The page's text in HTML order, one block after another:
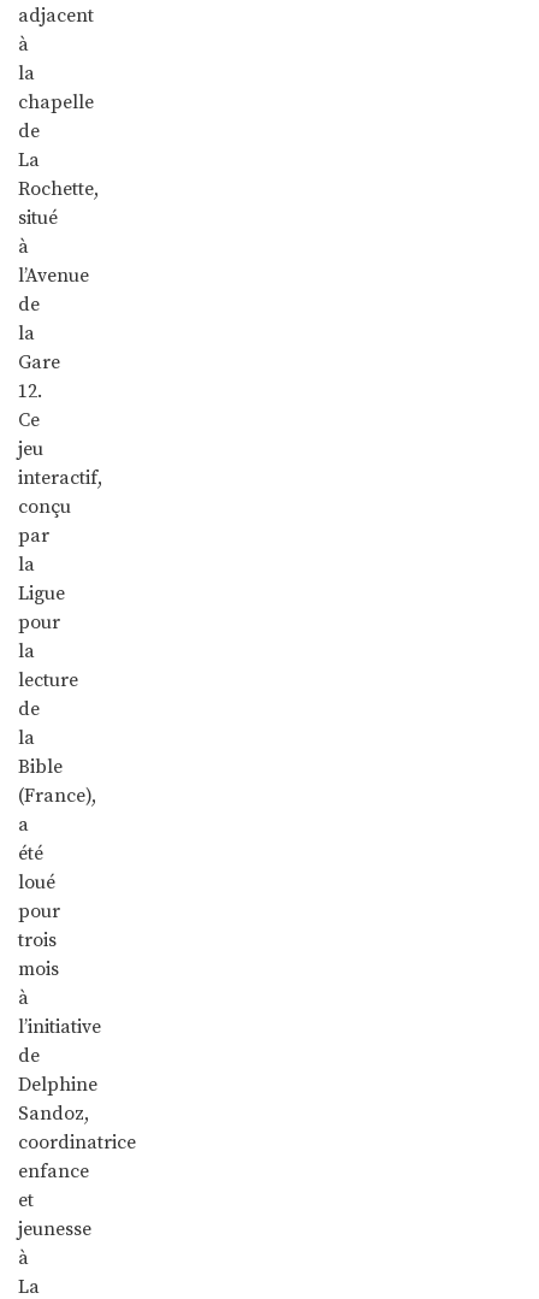
adjacent
à
la
chapelle
de
La
Rochette,
situé
à
l’Avenue
de
la
Gare
12.
Ce
jeu
interactif,
conçu
par
la
Ligue
pour
la
lecture
de
la
Bible
(France),
a
été
loué
pour
trois
mois
à
l’initiative
de
Delphine
Sandoz,
coordinatrice
enfance
et
jeunesse
à
La